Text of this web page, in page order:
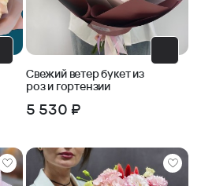
Свежий ветер букет из
роз и гортензии
5 530 ₽